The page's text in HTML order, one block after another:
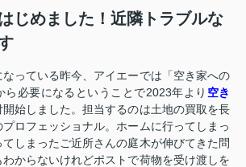
じめました！近隣トラブルな
っている昨今、アイエーでは「空き家への
ら必要になるということで2023年より 空き
開始しました。担当するのは土地の買取を長
ロフェッショナル。ホームに行ってしまっ
しまったご近所さんの庭木が伸びてきた問
からないけれどポストで荷物を受け渡しを